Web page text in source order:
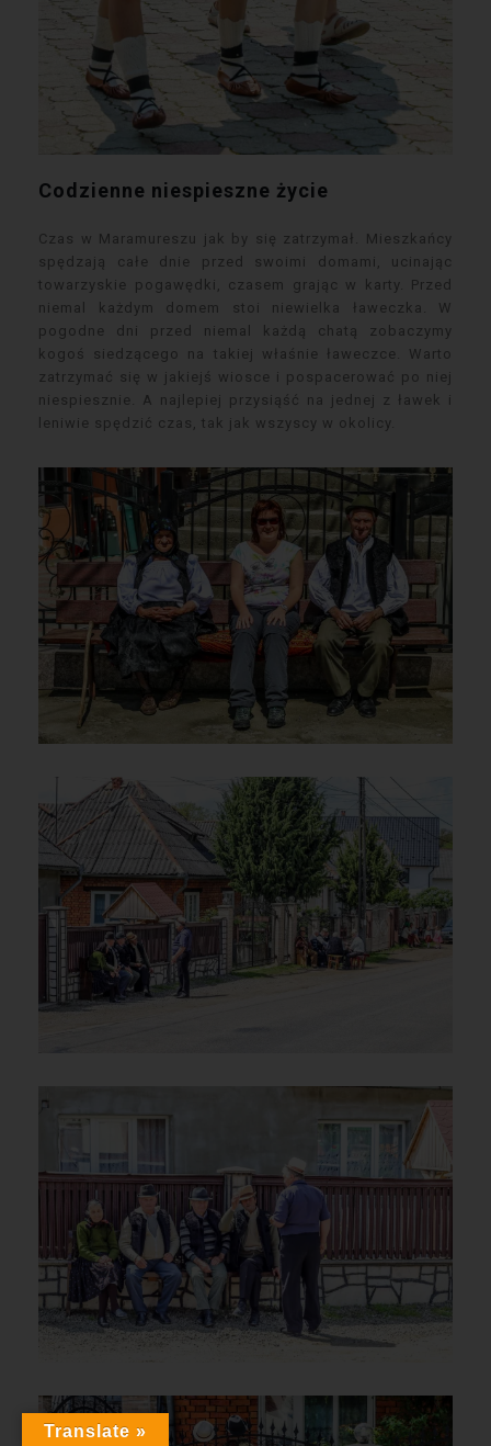
Codzienne niespieszne życie
Czas w Maramureszu jak by się zatrzymał. Mieszkańcy
spędzają całe dnie przed swoimi domami, ucinając
towarzyskie pogawędki, czasem grając w karty. Przed
niemal każdym domem stoi niewielka ławeczka. W
pogodne dni przed niemal każdą chatą zobaczymy
kogoś siedzącego na takiej właśnie ławeczce. Warto
zatrzymać się w jakiejś wiosce i pospacerować po niej
niespiesznie. A najlepiej przysiąść na jednej z ławek i
leniwie spędzić czas, tak jak wszyscy w okolicy.
Translate »